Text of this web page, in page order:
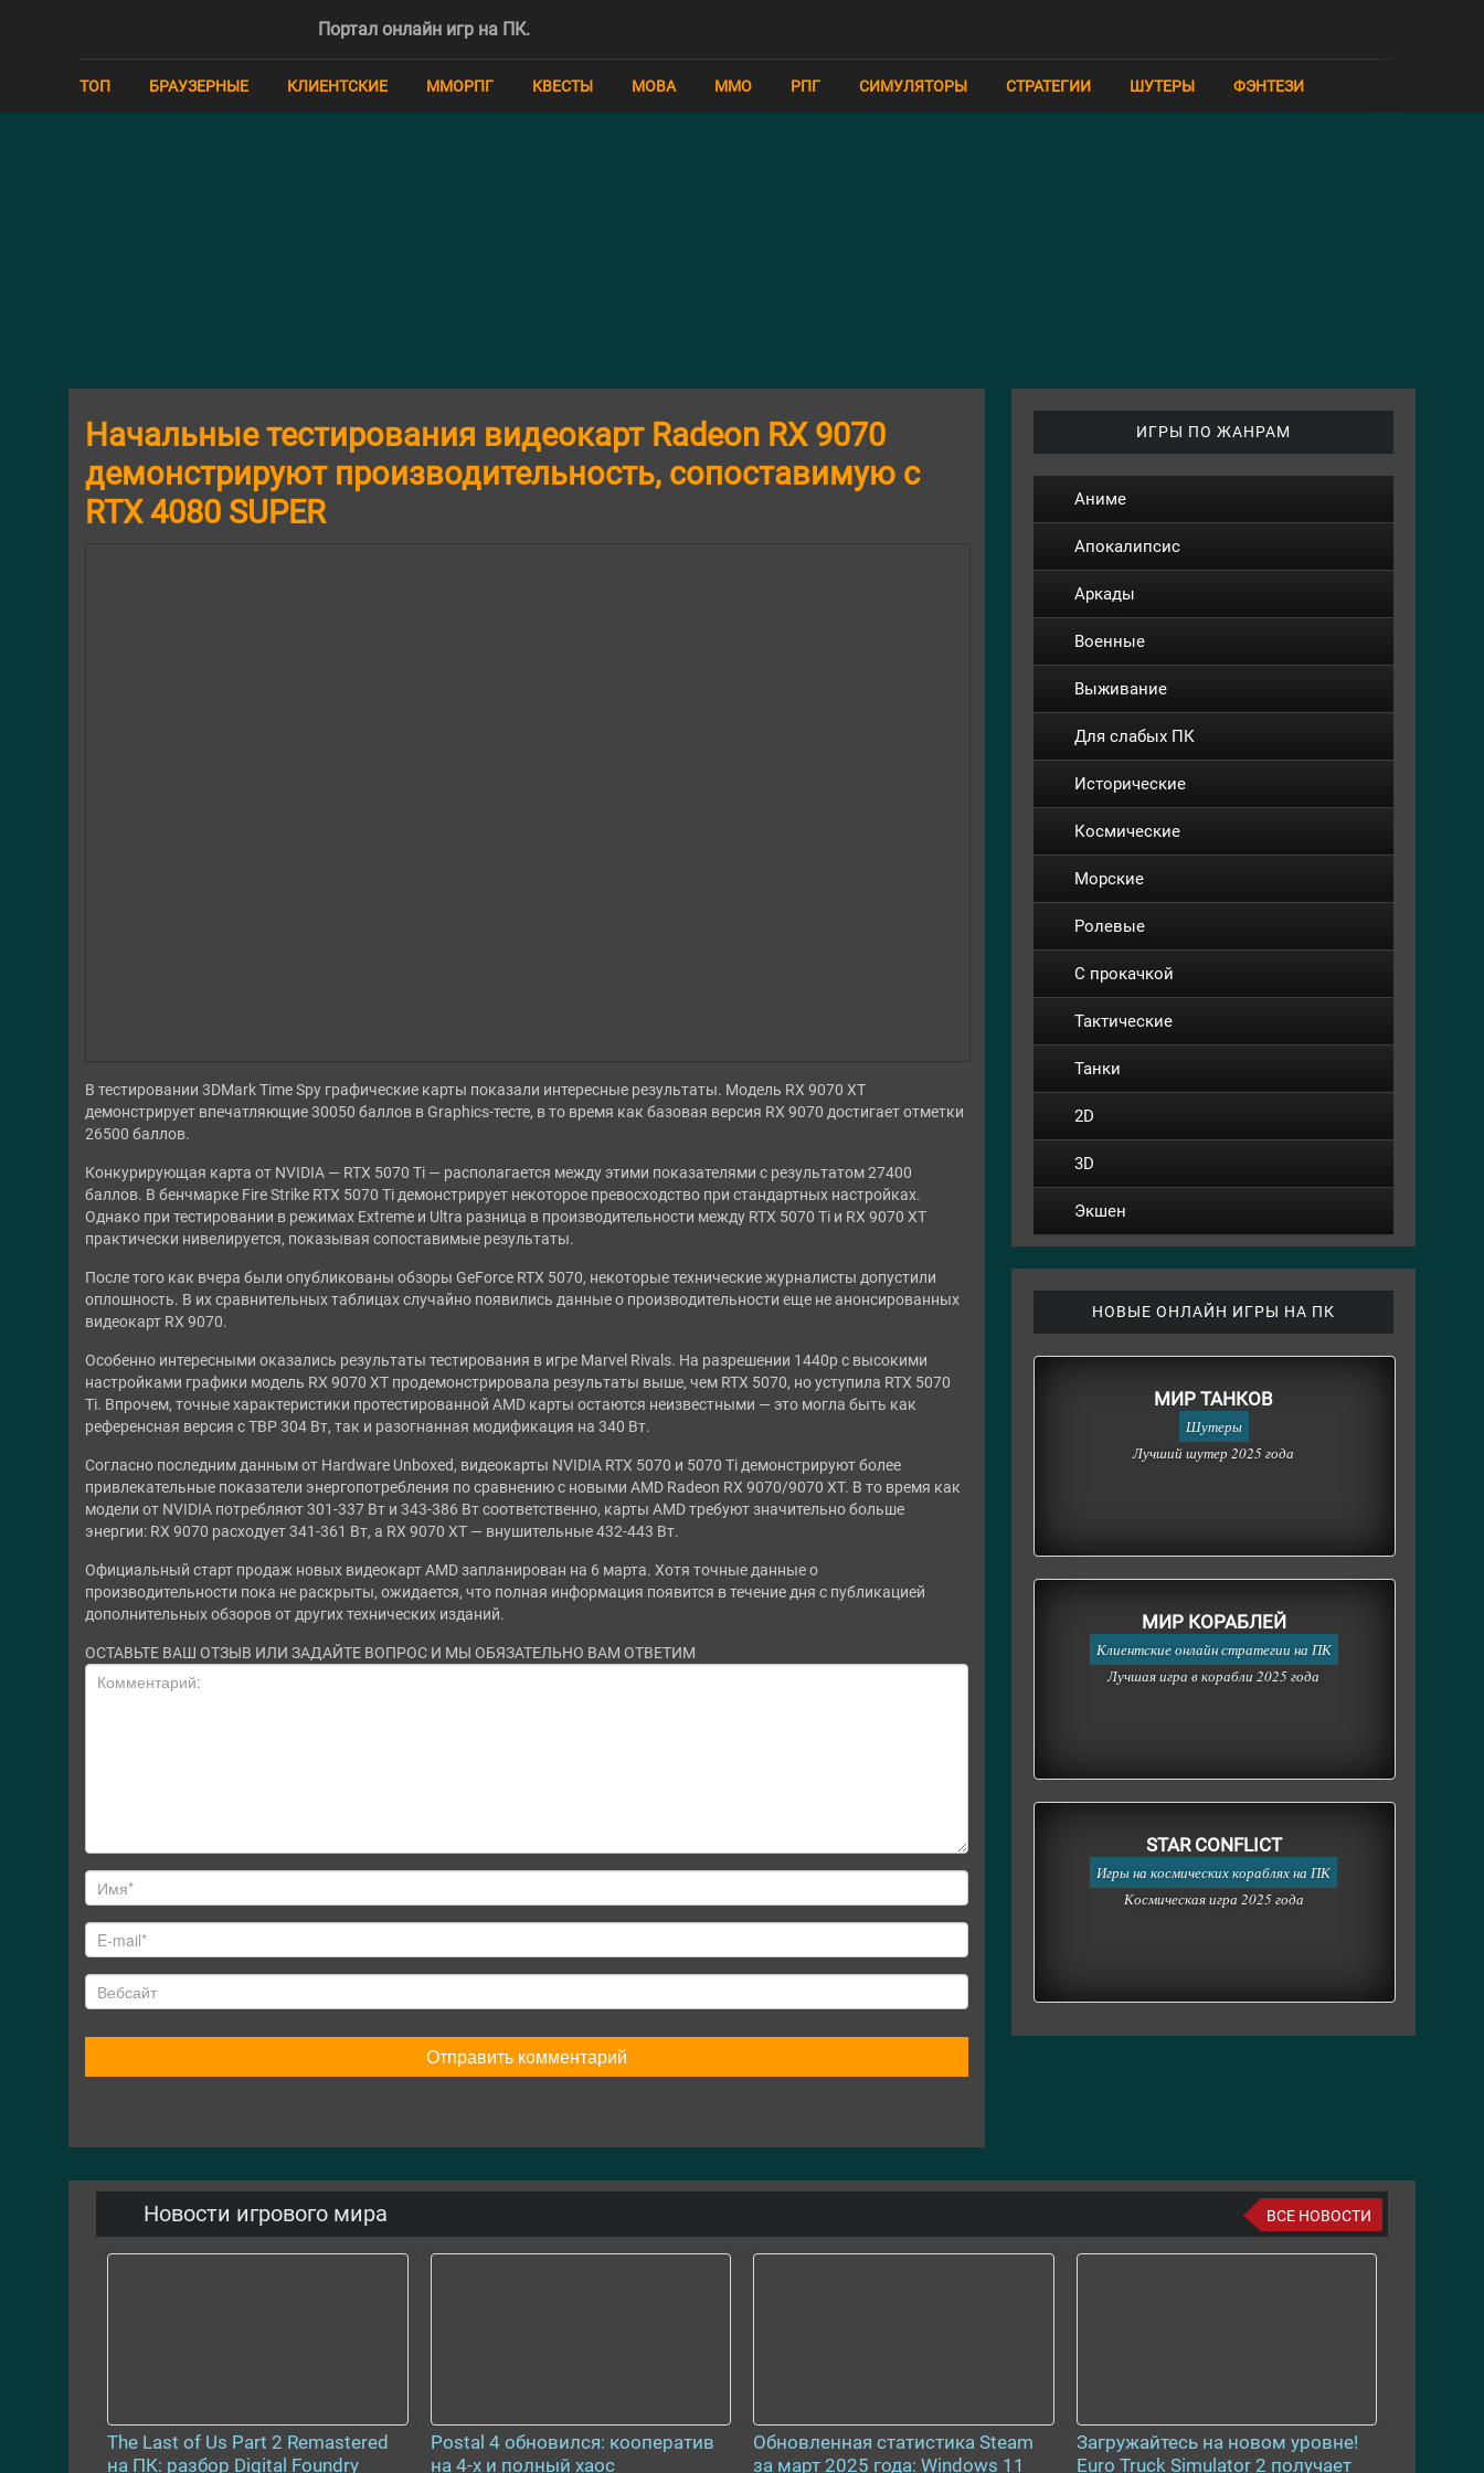
Портал онлайн игр на ПК.
ТОП БРАУЗЕРНЫЕ КЛИЕНТСКИЕ ММОРПГ КВЕСТЫ MOBA ММО РПГ СИМУЛЯТОРЫ СТРАТЕГИИ ШУТЕРЫ ФЭНТЕЗИ
Начальные тестирования видеокарт Radeon RX 9070
демонстрируют производительность, сопоставимую с
RTX 4080 SUPER
В тестировании 3DMark Time Spy графические карты показали интересные результаты. Модель RX 9070 XT
демонстрирует впечатляющие 30050 баллов в Graphics-тесте, в то время как базовая версия RX 9070 достигает отметки
26500 баллов.
Конкурирующая карта от NVIDIA — RTX 5070 Ti — располагается между этими показателями с результатом 27400
баллов. В бенчмарке Fire Strike RTX 5070 Ti демонстрирует некоторое превосходство при стандартных настройках.
Однако при тестировании в режимах Extreme и Ultra разница в производительности между RTX 5070 Ti и RX 9070 XT
практически нивелируется, показывая сопоставимые результаты.
После того как вчера были опубликованы обзоры GeForce RTX 5070, некоторые технические журналисты допустили
оплошность. В их сравнительных таблицах случайно появились данные о производительности еще не анонсированных
видеокарт RX 9070.
Особенно интересными оказались результаты тестирования в игре Marvel Rivals. На разрешении 1440p с высокими
настройками графики модель RX 9070 XT продемонстрировала результаты выше, чем RTX 5070, но уступила RTX 5070
Ti. Впрочем, точные характеристики протестированной AMD карты остаются неизвестными — это могла быть как
референсная версия с TBP 304 Вт, так и разогнанная модификация на 340 Вт.
Согласно последним данным от Hardware Unboxed, видеокарты NVIDIA RTX 5070 и 5070 Ti демонстрируют более
привлекательные показатели энергопотребления по сравнению с новыми AMD Radeon RX 9070/9070 XT. В то время как
модели от NVIDIA потребляют 301-337 Вт и 343-386 Вт соответственно, карты AMD требуют значительно больше
энергии: RX 9070 расходует 341-361 Вт, а RX 9070 XT — внушительные 432-443 Вт.
Официальный старт продаж новых видеокарт AMD запланирован на 6 марта. Хотя точные данные о
производительности пока не раскрыты, ожидается, что полная информация появится в течение дня с публикацией
дополнительных обзоров от других технических изданий.
ОСТАВЬТЕ ВАШ ОТЗЫВ ИЛИ ЗАДАЙТЕ ВОПРОС И МЫ ОБЯЗАТЕЛЬНО ВАМ ОТВЕТИМ
ИГРЫ ПО ЖАНРАМ
Аниме
Апокалипсис
Аркады
Военные
Выживание
Для слабых ПК
Исторические
Космические
Морские
Ролевые
С прокачкой
Тактические
Танки
2D
3D
Экшен
НОВЫЕ ОНЛАЙН ИГРЫ НА ПК
МИР ТАНКОВ
Шутеры
Лучший шутер 2025 года
МИР КОРАБЛЕЙ
Клиентские онлайн стратегии на ПК
Лучшая игра в корабли 2025 года
STAR CONFLICT
Игры на космических кораблях на ПК
Космическая игра 2025 года
Новости игрового мира ВСЕ НОВОСТИ
The Last of Us Part 2 Remastered
на ПК: разбор Digital Foundry
Postal 4 обновился: кооператив
на 4-х и полный хаос
Обновленная статистика Steam
за март 2025 года: Windows 11
Загружайтесь на новом уровне!
Euro Truck Simulator 2 получает